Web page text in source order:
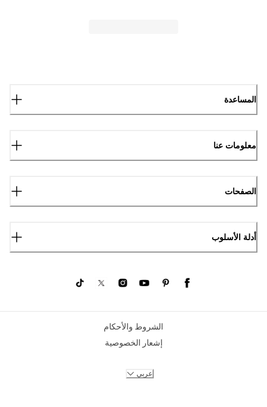
المساعدة
معلومات عنا
الصفحات
أدلة الأسلوب
الشروط والأحكام
إشعار الخصوصية
عربي